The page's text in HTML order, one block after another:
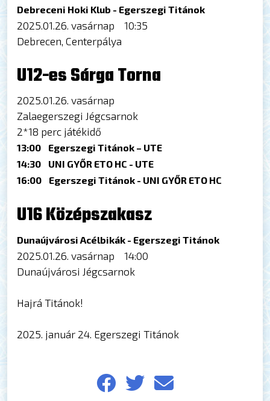
Debreceni Hoki Klub - Egerszegi Titánok
2025.01.26. vasárnap 10:35
Debrecen, Centerpálya
U12-es Sárga Torna
2025.01.26. vasárnap
Zalaegerszegi Jégcsarnok
2*18 perc játékidő
13:00 Egerszegi Titánok – UTE
14:30 UNI GYŐR ETO HC - UTE
16:00 Egerszegi Titánok - UNI GYŐR ETO HC
U16 Középszakasz
Dunaújvárosi Acélbikák - Egerszegi Titánok
2025.01.26. vasárnap 14:00
Dunaújvárosi Jégcsarnok
Hajrá Titánok!
2025. január 24. Egerszegi Titánok